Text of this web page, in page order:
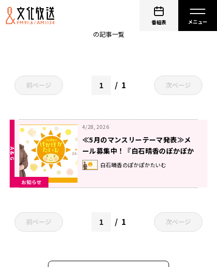
番組表
白石晴香のぽかぽかたいむ
の記事一覧
前ページ 1 次ページ
お知らせ
4/28, 2026
≪5月のマンスリーテーマ発表≫メ
ール募集中！『白石晴香のぽかぽか
たいむ』白石晴香のぽかぽかたいむ
前ページ 1 次ページ